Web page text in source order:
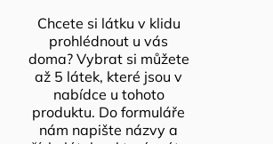
Chcete si látku v klidu
prohlédnout u vás
doma? Vybrat si můžete
až 5 látek, které jsou v
nabídce u tohoto
produktu. Do formuláře
nám napište názvy a